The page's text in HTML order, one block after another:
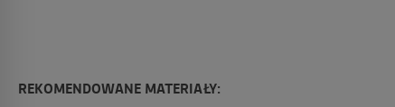
REKOMENDOWANE MATERIAŁY: